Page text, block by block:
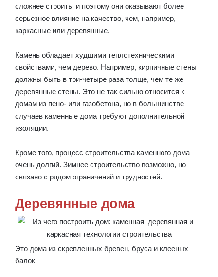
сложнее строить, и поэтому они оказывают более
серьезное влияние на качество, чем, например,
каркасные или деревянные.
Камень обладает худшими теплотехническими
свойствами, чем дерево. Например, кирпичные стены
должны быть в три-четыре раза толще, чем те же
деревянные стены. Это не так сильно относится к
домам из пено- или газобетона, но в большинстве
случаев каменные дома требуют дополнительной
изоляции.
Кроме того, процесс строительства каменного дома
очень долгий. Зимнее строительство возможно, но
связано с рядом ограничений и трудностей.
Деревянные дома
Это дома из скрепленных бревен, бруса и клееных
балок.